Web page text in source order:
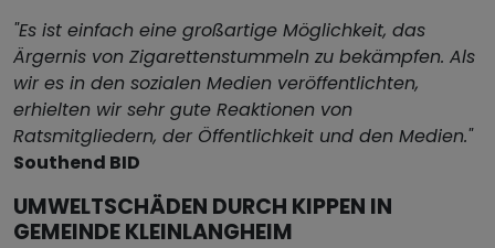
"Es ist einfach eine großartige Möglichkeit, das
Ärgernis von Zigarettenstummeln zu bekämpfen. Als
wir es in den sozialen Medien veröffentlichten,
erhielten wir sehr gute Reaktionen von
Ratsmitgliedern, der Öffentlichkeit und den Medien."
Southend BID
UMWELTSCHÄDEN DURCH KIPPEN IN
GEMEINDE KLEINLANGHEIM